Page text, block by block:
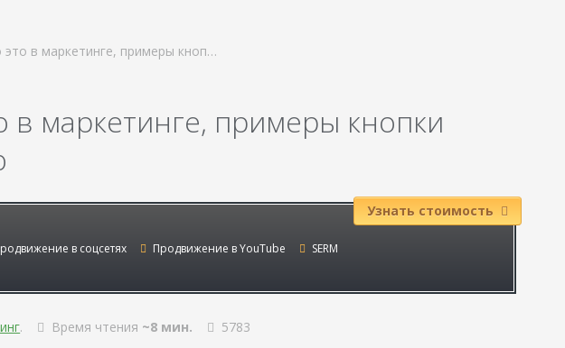
это в маркетинге, примеры кноп…
в маркетинге, примеры кнопки
в соцсетях Продвижение в YouTube
SERM
Узнать стоимость
. Время чтения ~8 мин. 5783